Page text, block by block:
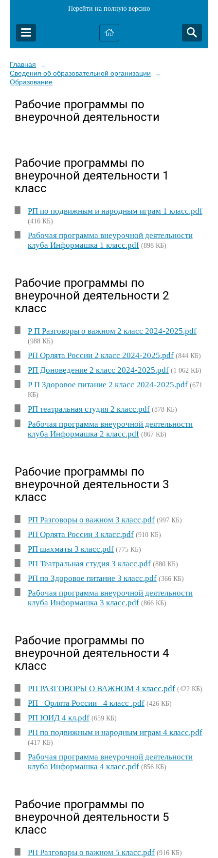
Перейти на полную версию
Главная →
Сведения об образовательной организации →
Образование
Рабочие программы по
внеурочной деятельности
Рабочие программы по
внеурочной деятельности 1
класс
РП по подвижным и народным играм 1 класс.pdf
(416 КБ)
Рабочая программа внеурочной деятельности
клуба Информашка 1 класс.pdf (898 КБ)
Рабочие программы по
внеурочной деятельности 2
класс
Р П Разговоры о важном 2 класс 2024-2025.pdf
(988 КБ)
РП Орлята России 2 класс 2024-2025.pdf (844 КБ)
РП Доноведение 2 класс 2024-2025.pdf (1 062 КБ)
Р П Здоровое питание 2 класс 2024-2025.pdf (671
КБ)
РП театральная студия 2 класс.pdf (878 КБ)
Рабочая программа внеурочной деятельности
клуба Информашка 2 класс.pdf (867 КБ)
Рабочие программы по
внеурочной деятельности 3
класс
РП Разговоры о важном 3 класс.pdf (997 КБ)
РП Орлята России 3 класс.pdf (910 КБ)
РП шахматы 3 класс.pdf (775 КБ)
РП Театральная студия 3 класс.pdf (880 КБ)
РП по Здоровое питание 3 класс.pdf (366 КБ)
Рабочая программа внеурочной деятельности
клуба Информашка 3 класс.pdf (866 КБ)
Рабочие программы по
внеурочной деятельности 4
класс
РП РАЗГОВОРЫ О ВАЖНОМ 4 класс.pdf (422 КБ)
РП _Орлята России_ 4 класс .pdf (426 КБ)
РП ЮИД 4 кл.pdf (659 КБ)
РП по подвижным и народным играм 4 класс.pdf
(417 КБ)
Рабочая программа внеурочной деятельности
клуба Информашка 4 класс.pdf (856 КБ)
Рабочие программы по
внеурочной деятельности 5
класс
РП Разговоры о важном 5 класс.pdf (916 КБ)